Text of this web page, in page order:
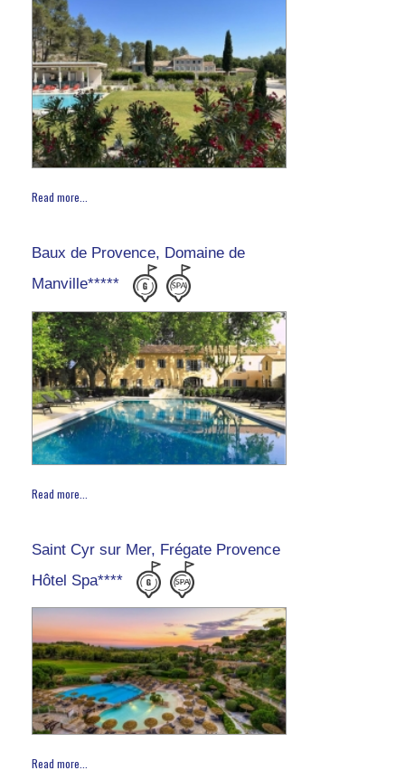
Read more...
Baux de Provence, Domaine de
Manville*****
Read more...
Saint Cyr sur Mer, Frégate Provence
Hôtel Spa****
Read more...